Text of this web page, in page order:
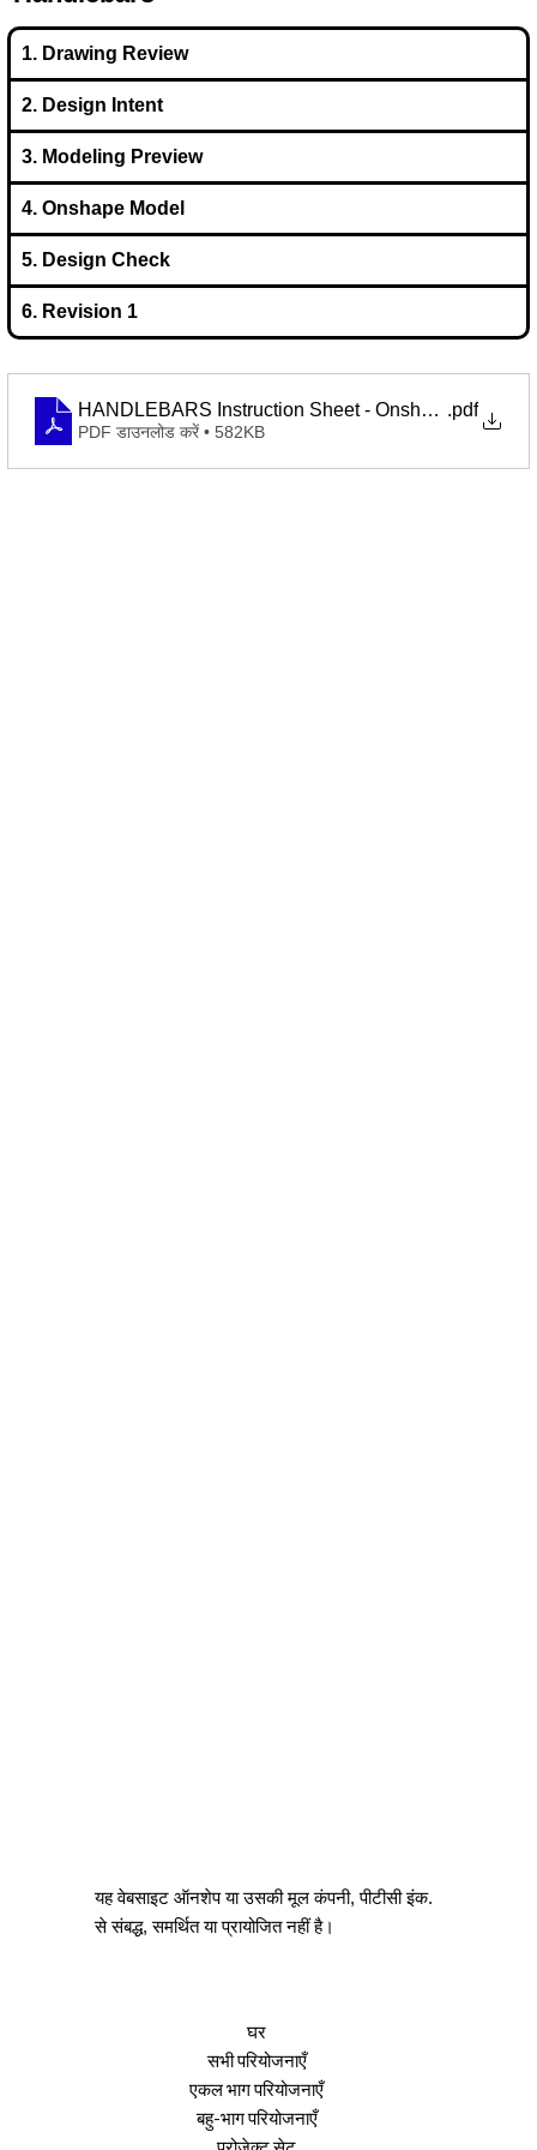
1. Drawing Review
2. Design Intent
3. Modeling Preview
4. Onshape Model
5. Design Check
6. Revision 1
HANDLEBARS Instruction Sheet - Onshape Project
.pdf
PDF डाउनलोड करें • 582KB
घर
सभी परियोजनाएँ
एकल भाग परियोजनाएँ
बहु-भाग परियोजनाएँ
यह वेबसाइट ऑनशेप या उसकी मूल कंपनी, पीटीसी इंक.
से संबद्ध, समर्थित या प्रायोजित नहीं है।